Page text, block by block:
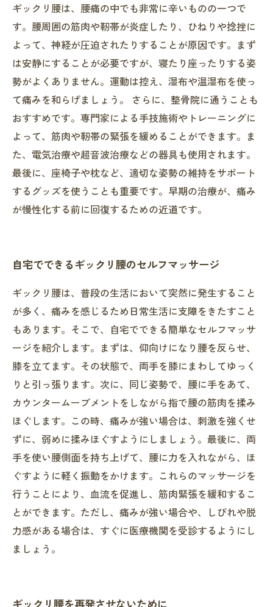
ギックリ腰は、腰痛の中でも非常に辛いものの一つで
す。腰周囲の筋肉や靭帯が炎症したり、ひねりや捻挫に
よって、神経が圧迫されたりすることが原因です。まず
は安静にすることが必要ですが、寝たり座ったりする姿
勢がよくありません。運動は控え、湿布や温湿布を使っ
て痛みを和らげましょう。 さらに、整骨院に通うことも
おすすめです。専門家による手技施術やトレーニングに
よって、筋肉や靭帯の緊張を緩めることができます。ま
た、電気治療や超音波治療などの器具も使用されます。
最後に、座椅子や枕など、適切な姿勢の維持をサポート
するグッズを使うことも重要です。早期の治療が、痛み
が慢性化する前に回復するための近道です。
自宅でできるギックリ腰のセルフマッサージ
ギックリ腰は、普段の生活において突然に発生すること
が多く、痛みを感じるため日常生活に支障をきたすこと
もあります。そこで、自宅でできる簡単なセルフマッサ
ージを紹介します。まずは、仰向けになり腰を反らせ、
膝を立てます。その状態で、両手を膝にまわしてゆっく
りと引っ張ります。次に、同じ姿勢で、腰に手をあて、
カウンタームーブメントをしながら指で腰の筋肉を揉み
ほぐします。この時、痛みが強い場合は、刺激を強くせ
ずに、弱めに揉みほぐすようにしましょう。最後に、両
手を使い腰側面を持ち上げて、腰に力を入れながら、ほ
ぐすように軽く振動をかけます。これらのマッサージを
行うことにより、血流を促進し、筋肉緊張を緩和するこ
とができます。ただし、痛みが強い場合や、しびれや脱
力感がある場合は、すぐに医療機関を受診するようにし
ましょう。
ギックリ腰を再発させないために